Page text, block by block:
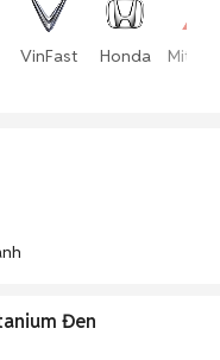
VinFast Honda
Đen